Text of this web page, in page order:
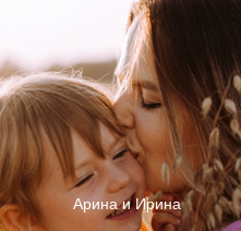
Арина и Ирина